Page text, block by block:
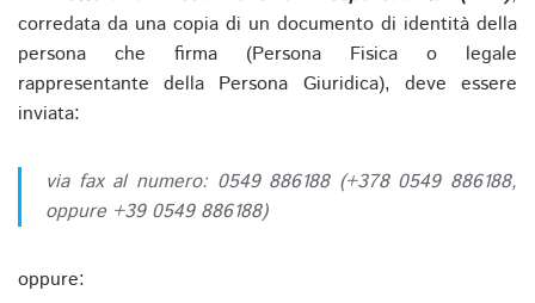
corredata da una copia di un documento di identità della
persona che firma (Persona Fisica o legale
rappresentante della Persona Giuridica), deve essere
inviata:
via fax al numero: 0549 886188 (+378 0549 886188,
oppure +39 0549 886188)
oppure: